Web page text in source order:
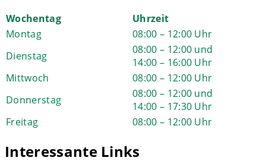
Wochentag
Uhrzeit
Montag
08:00 – 12:00 Uhr
Dienstag
08:00 – 12:00 und
14:00 – 16:00 Uhr
Mittwoch
08:00 – 12:00 Uhr
Donnerstag
08:00 – 12:00 und
14:00 – 17:30 Uhr
Freitag
08:00 – 12:00 Uhr
Interessante Links